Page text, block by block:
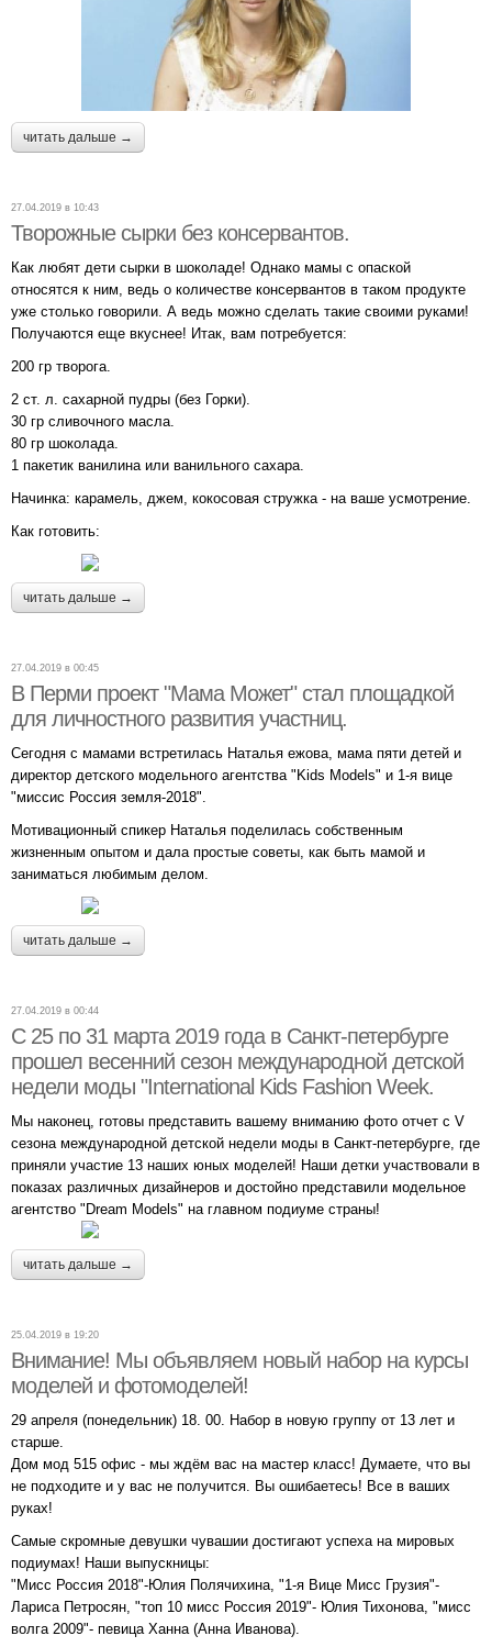
читать дальше →
27.04.2019 в 10:43
Творожные сырки без консервантов.
Как любят дети сырки в шоколаде! Однако мамы с опаской
относятся к ним, ведь о количестве консервантов в таком продукте
уже столько говорили. А ведь можно сделать такие своими руками!
Получаются еще вкуснее! Итак, вам потребуется:
200 гр творога.
2 ст. л. сахарной пудры (без Горки).
30 гр сливочного масла.
80 гр шоколада.
1 пакетик ванилина или ванильного сахара.
Начинка: карамель, джем, кокосовая стружка - на ваше усмотрение.
Как готовить:
читать дальше →
27.04.2019 в 00:45
В Перми проект "Мама Может" стал площадкой
для личностного развития участниц.
Сегодня с мамами встретилась Наталья ежова, мама пяти детей и
директор детского модельного агентства "Kids Models" и 1-я вице
"миссис Россия земля-2018".
Мотивационный спикер Наталья поделилась собственным
жизненным опытом и дала простые советы, как быть мамой и
заниматься любимым делом.
читать дальше →
27.04.2019 в 00:44
С 25 по 31 марта 2019 года в Санкт-петербурге
прошел весенний сезон международной детской
недели моды "International Kids Fashion Week.
Мы наконец, готовы представить вашему вниманию фото отчет с V
сезона международной детской недели моды в Санкт-петербурге, где
приняли участие 13 наших юных моделей! Наши детки участвовали в
показах различных дизайнеров и достойно представили модельное
агентство "Dream Models" на главном подиуме страны!
читать дальше →
25.04.2019 в 19:20
Внимание! Мы объявляем новый набор на курсы
моделей и фотомоделей!
29 апреля (понедельник) 18. 00. Набор в новую группу от 13 лет и
старше.
Дом мод 515 офис - мы ждём вас на мастер класс! Думаете, что вы
не подходите и у вас не получится. Вы ошибаетесь! Все в ваших
руках!
Самые скромные девушки чувашии достигают успеха на мировых
подиумах! Наши выпускницы:
"Мисс Россия 2018"-Юлия Полячихина, "1-я Вице Мисс Грузия"-
Лариса Петросян, "топ 10 мисс Россия 2019"- Юлия Тихонова, "мисс
волга 2009"- певица Ханна (Анна Иванова).